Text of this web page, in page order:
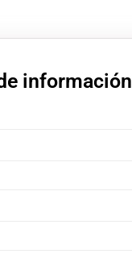
información